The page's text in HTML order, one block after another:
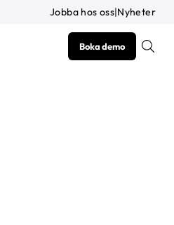
Jobba hos oss|Nyheter
Boka demo